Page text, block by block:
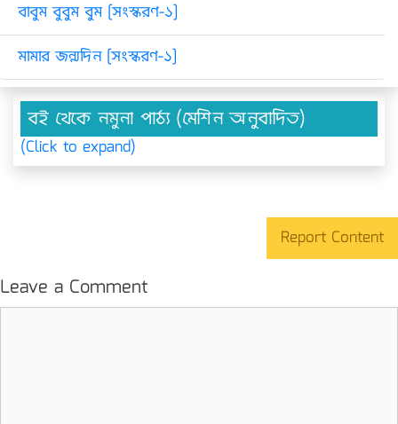
বাবুম বুবুম বুম [সংস্করণ-১]
মামার জন্মদিন [সংস্করণ-১]
বই থেকে নমুনা পাঠ্য (মেশিন অনুবাদিত)
(Click to expand)
Report Content
Leave a Comment